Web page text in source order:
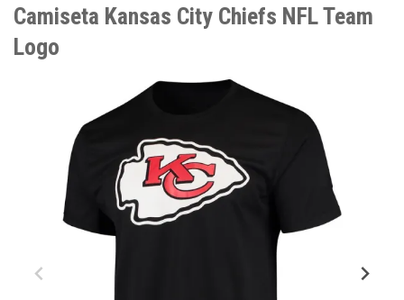
Camiseta Kansas City Chiefs NFL Team
Logo